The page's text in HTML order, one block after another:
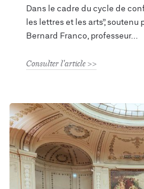
Dans le cadre du cycle de
les lettres et les arts”, soutenu
Bernard Franco, professeur
Consulter l'article